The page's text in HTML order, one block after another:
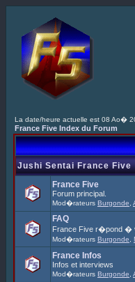
La date/heure actuelle est 08 Ao�
France Five Index du Forum
Jushi Sentai France Five
France Five
Forum principal.
Mod�rateurs Burgonde
FAQ
France Five r�pond �
Mod�rateurs Burgonde
France Infos
Infos et interviews
Mod�rateurs Burgonde